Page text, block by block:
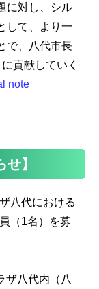
に対し、シル
して、より一
で、八代市長
貢献していく
note
】
八代における
（1名）を募
ザ八代内（八